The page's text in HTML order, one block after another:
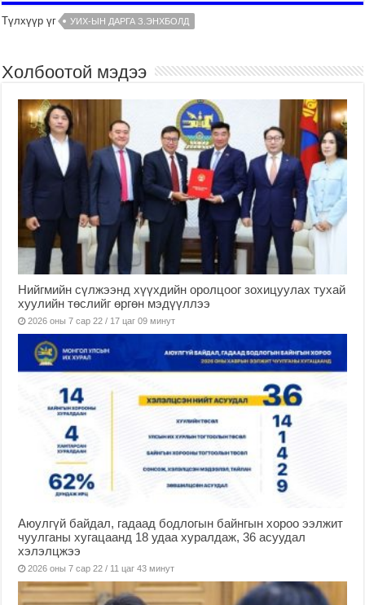
Түлхүүр үг УИХ-ЫН ДАРГА З.ЭНХБОЛД
Холбоотой мэдээ
Нийгмийн сүлжээнд хүүхдийн оролцоог зохицуулах тухай
хуулийн төслийг өргөн мэдүүллээ
2026 оны 7 сар 22 / 17 цаг 09 минут
Аюулгүй байдал, гадаад бодлогын байнгын хороо ээлжит
чуулганы хугацаанд 18 удаа хуралдаж, 36 асуудал
хэлэлцжээ
2026 оны 7 сар 22 / 11 цаг 43 минут